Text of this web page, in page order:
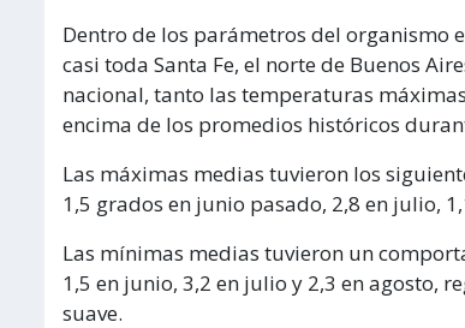
Dentro de los parámetros del organismo
casi toda Santa Fe, el norte de Buenos
nacional, tanto las temperaturas
encima de los promedios históricos
Las máximas medias tuvieron los
1,5 grados en junio pasado, 2,8 en julio,
Las mínimas medias tuvieron un
1,5 en junio, 3,2 en julio y 2,3 en agosto,
suave.